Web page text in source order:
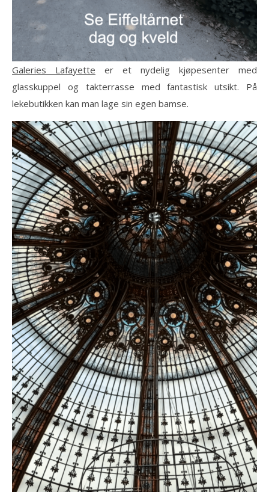
Galeries Lafayette er et nydelig kjøpesenter med
glasskuppel og takterrasse med fantastisk utsikt. På
lekebutikken kan man lage sin egen bamse.